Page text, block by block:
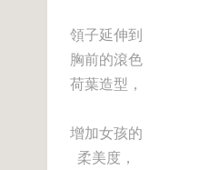
領子延伸到
胸前的滾色
荷葉造型，
增加女孩的
柔美度，